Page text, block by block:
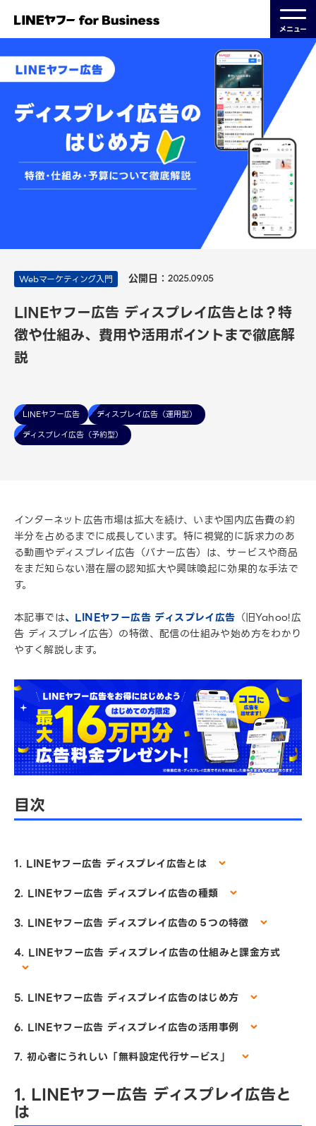
メニュー
Webマーケティング入門 公開日： 2025.09.05
LINEヤフー広告 ディスプレイ広告とは？特
徴や仕組み、費用や活用ポイントまで徹底解
説
LINEヤフー広告
ディスプレイ広告（運用型）
ディスプレイ広告（予約型）
インターネット広告市場は拡大を続け、いまや国内広告費の約
半分を占めるまでに成長しています。特に視覚的に訴求力のあ
る動画やディスプレイ広告（バナー広告）は、サービスや商品
をまだ知らない潜在層の認知拡大や興味喚起に効果的な手法で
す。
本記事では、LINEヤフー広告 ディスプレイ広告 （旧Yahoo!広
告 ディスプレイ広告）の特徴、配信の仕組みや始め方をわかり
やすく解説します。
目次
1. LINEヤフー広告 ディスプレイ広告とは
2. LINEヤフー広告 ディスプレイ広告の種類
3. LINEヤフー広告 ディスプレイ広告の５つの特徴
4. LINEヤフー広告 ディスプレイ広告の仕組みと課金方式
5. LINEヤフー広告 ディスプレイ広告のはじめ方
6. LINEヤフー広告 ディスプレイ広告の活用事例
7. 初心者にうれしい「無料設定代行サービス」
1. LINEヤフー広告 ディスプレイ広告と
は